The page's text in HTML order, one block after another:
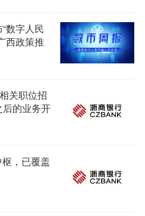
数字人民
西政策推
关职位招
的业务开
，已覆盖